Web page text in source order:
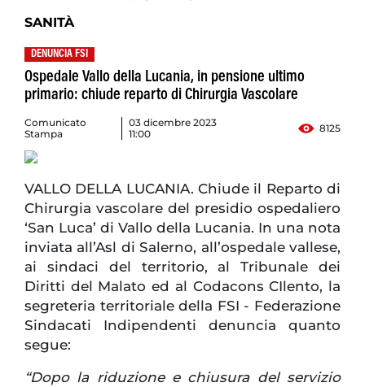
SANITÀ
DENUNCIA FSI
Ospedale Vallo della Lucania, in pensione ultimo
primario: chiude reparto di Chirurgia Vascolare
Comunicato
Stampa
03 dicembre 2023
11:00
8125
VALLO DELLA LUCANIA. Chiude il Reparto di
Chirurgia vascolare del presidio ospedaliero
‘San Luca’ di Vallo della Lucania. In una nota
inviata all’Asl di Salerno, all’ospedale vallese,
ai sindaci del territorio, al Tribunale dei
Diritti del Malato ed al Codacons CIlento, la
segreteria territoriale della FSI - Federazione
Sindacati Indipendenti denuncia quanto
segue:
“Dopo la riduzione e chiusura del servizio